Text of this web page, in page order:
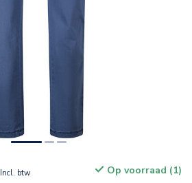
Incl. btw Op voorraad (1)